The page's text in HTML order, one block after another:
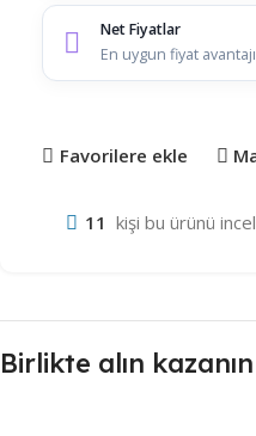
Net Fiyatlar
En uygun fiyat avantajı
Favorilere ekle
11 kişi bu ürünü
Birlikte alın kazanın